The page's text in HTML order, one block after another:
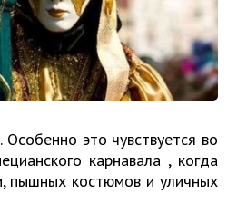
это чувствуется во
карнавала , когда
пышных костюмов и уличных